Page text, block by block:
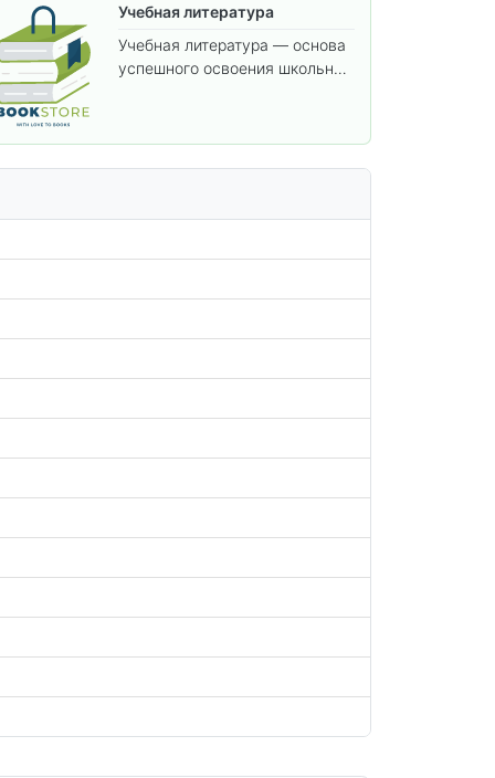
Учебная литература
Учебная литература — основа
успешного освоения школьной
предметам.